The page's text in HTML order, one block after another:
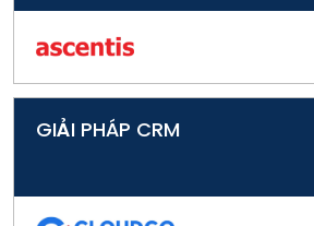
GIẢI PHÁP CRM